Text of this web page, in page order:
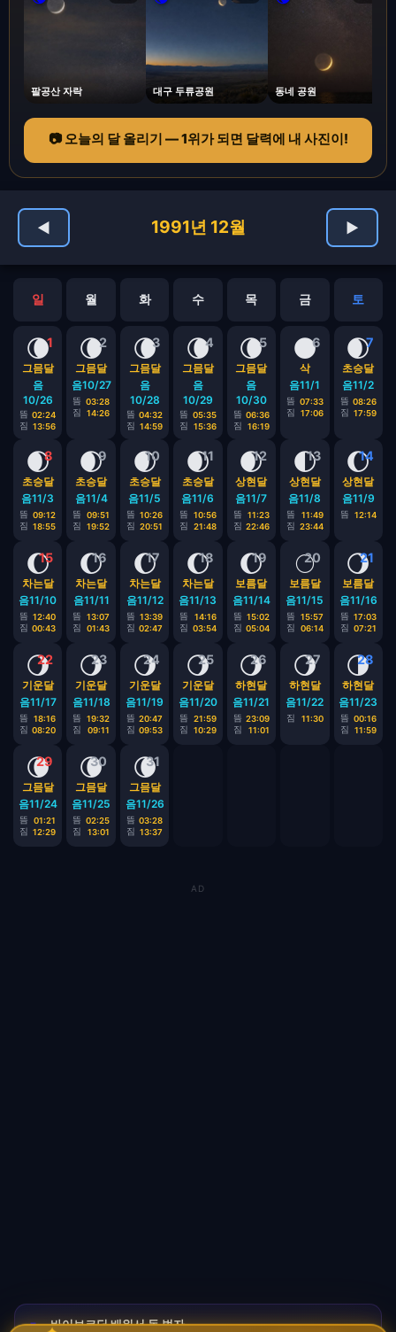
팔공산 자락 대구 두류공원 동네 공원
📷 오늘의 달 올리기 — 1위가 되면 달력에 내 사진이!
◀ 1991년 12월 ▶
일 월 화 수 목 금 토
1
🌘
그믐달
음
10/26
뜸 02:24
짐 13:56
2
🌘
그믐달
음10/27
뜸 03:28
짐
14:26
3
🌘
그믐달
음
10/28
뜸 04:32
짐 14:59
4
🌘
그믐달
음
10/29
뜸 05:35
짐
15:36
5
🌘
그믐달
음
10/30
뜸 06:36
짐
16:19
6
🌑
삭
음11/1
뜸 07:33
짐
17:06
7
🌒
초승달
음11/2
뜸 08:26
짐 17:59
8
🌒
초승달
음11/3
뜸 09:12
짐 18:55
9
🌒
초승달
음11/4
뜸
09:51
짐
19:52
10
🌒
초승달
음11/5
뜸 10:26
짐 20:51
11
🌒
초승달
음11/6
뜸
10:56
짐
21:48
12
🌒
상현달
음11/7
뜸
11:23
짐 22:46
13
🌓
상현달
음11/8
뜸
11:49
짐 23:44
14
🌔
상현달
음11/9
뜸 12:14
15
🌔
차는달
음11/10
뜸 12:40
짐 00:43
16
🌔
차는달
음11/11
뜸
13:07
짐
01:43
17
🌔
차는달
음11/12
뜸 13:39
짐 02:47
18
🌔
차는달
음11/13
뜸
14:16
짐 03:54
19
🌔
보름달
음11/14
뜸 15:02
짐 05:04
20
🌕
보름달
음11/15
뜸
15:57
짐
06:14
21
🌖
보름달
음11/16
뜸 17:03
짐 07:21
22
🌖
기운달
음11/17
뜸
18:16
짐 08:20
23
🌖
기운달
음11/18
뜸
19:32
짐
09:11
24
🌖
기운달
음11/19
뜸 20:47
짐 09:53
25
🌖
기운달
음11/20
뜸
21:59
짐
10:29
26
🌖
하현달
음11/21
뜸 23:09
짐
11:01
27
🌖
하현달
음11/22
짐 11:30
28
🌗
하현달
음11/23
뜸 00:16
짐
11:59
29
🌘
그믐달
음11/24
뜸
01:21
짐 12:29
30
🌘
그믐달
음11/25
뜸 02:25
짐
13:01
31
🌘
그믐달
음11/26
뜸 03:28
짐 13:37
AD
바이브코딩 배워서 돈 벌자